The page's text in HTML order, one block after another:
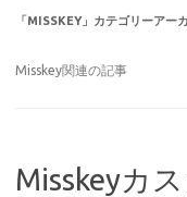
「MISSKEY 」カテゴリーアー
Misskey関連の記事
Misskeyカ